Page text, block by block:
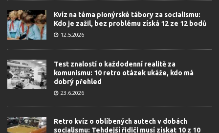
Kvíz na téma pionýrské tábory za socialismu:
Kdo je zažil, bez problému získá 12 ze 12 bodů
12.5.2026
Test znalostí o každodenní realitě za
komunismu: 10 retro otázek ukáže, kdo má
dobrý přehled
23.6.2026
Retro kvíz o oblíbených autech v dobách
socialismu: Tehdejší řidiči musí získat 10 z 10